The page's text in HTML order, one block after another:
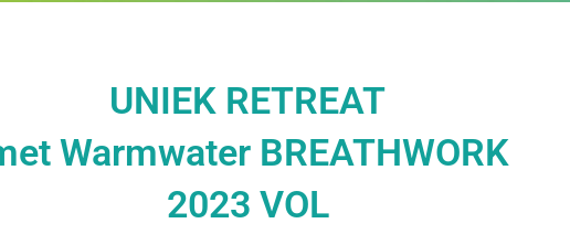
UNIEK RETREAT
Warmwater BREATHWORK
2023 VOL